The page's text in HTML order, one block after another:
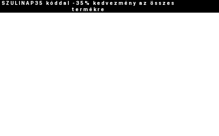
SZULINAP35 kóddal -35% kedvezmény az összes
termékre